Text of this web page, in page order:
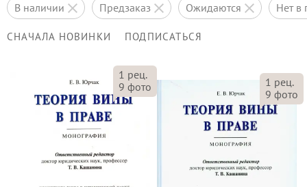
в наличии предзаказ ожидаются нет
СНАЧАЛА НОВИНКИ ПОДПИСАТЬСЯ
1 рец.
9 фото 1 рец.
9 фото